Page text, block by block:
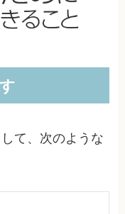
て、次のような